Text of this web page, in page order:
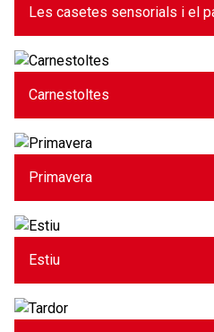
Les casetes sensorials i el
Carnestoltes
Primavera
Estiu